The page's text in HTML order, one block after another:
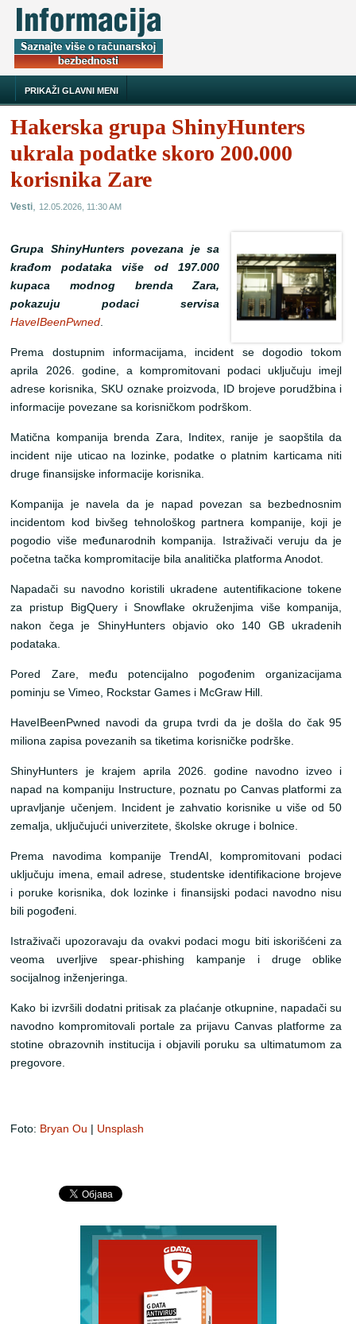
PRIKAŽI GLAVNI MENI
Hakerska grupa ShinyHunters
ukrala podatke skoro 200.000
korisnika Zare
Vesti, 12.05.2026, 11:30 AM
Grupa ShinyHunters povezana je sa
krađom podataka više od 197.000
kupaca modnog brenda Zara,
pokazuju podaci servisa
HaveIBeenPwned.
Prema dostupnim informacijama, incident se dogodio tokom
aprila 2026. godine, a kompromitovani podaci uključuju imejl
adrese korisnika, SKU oznake proizvoda, ID brojeve porudžbina i
informacije povezane sa korisničkom podrškom.
Matična kompanija brenda Zara, Inditex, ranije je saopštila da
incident nije uticao na lozinke, podatke o platnim karticama niti
druge finansijske informacije korisnika.
Kompanija je navela da je napad povezan sa bezbednosnim
incidentom kod bivšeg tehnološkog partnera kompanije, koji je
pogodio više međunarodnih kompanija. Istraživači veruju da je
početna tačka kompromitacije bila analitička platforma Anodot.
Napadači su navodno koristili ukradene autentifikacione tokene
za pristup BigQuery i Snowflake okruženjima više kompanija,
nakon čega je ShinyHunters objavio oko 140 GB ukradenih
podataka.
Pored Zare, među potencijalno pogođenim organizacijama
pominju se Vimeo, Rockstar Games i McGraw Hill.
HaveIBeenPwned navodi da grupa tvrdi da je došla do čak 95
miliona zapisa povezanih sa tiketima korisničke podrške.
ShinyHunters je krajem aprila 2026. godine navodno izveo i
napad na kompaniju Instructure, poznatu po Canvas platformi za
upravljanje učenjem. Incident je zahvatio korisnike u više od 50
zemalja, uključujući univerzitete, školske okruge i bolnice.
Prema navodima kompanije TrendAI, kompromitovani podaci
uključuju imena, email adrese, studentske identifikacione brojeve
i poruke korisnika, dok lozinke i finansijski podaci navodno nisu
bili pogođeni.
Istraživači upozoravaju da ovakvi podaci mogu biti iskorišćeni za
veoma uverljive spear-phishing kampanje i druge oblike
socijalnog inženjeringa.
Kako bi izvršili dodatni pritisak za plaćanje otkupnine, napadači su
navodno kompromitovali portale za prijavu Canvas platforme za
stotine obrazovnih institucija i objavili poruku sa ultimatumom za
pregovore.
Foto: Bryan Ou Unsplash